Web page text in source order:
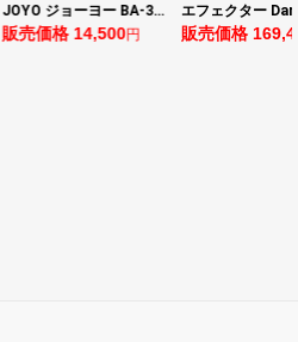
JOYO ジョーヨー BA-30 VIBE CUBE BLK 30W 小型ベースアンプ Bluetooth+OTGオーディオI/F搭載
販売価格 14,500円 販売価格